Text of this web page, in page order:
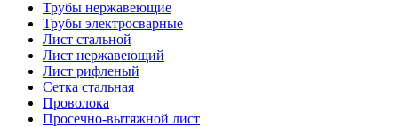
Трубы нержавеющие
Трубы электросварные
Лист стальной
Лист нержавеющий
Лист рифленый
Сетка стальная
Проволока
Просечно-вытяжной лист